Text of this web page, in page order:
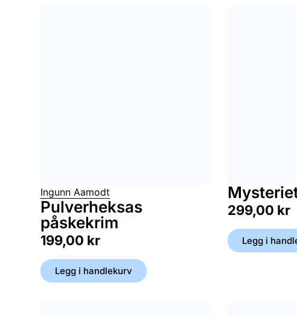
Ingunn Aamodt
Pulverheksas
påskekrim
199,00 kr
Legg i handlekurv
299,00 kr
Legg i